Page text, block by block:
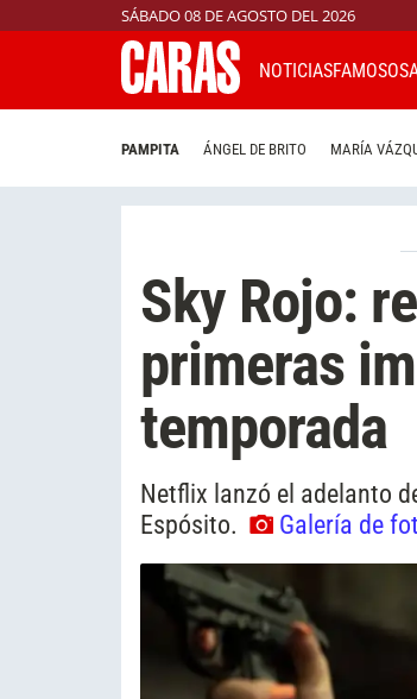
SÁBADO 08 DE AGOSTO DEL 2026
NOTICIASFAMOSOS
PAMPITA ÁNGEL DE BRITO MARÍA
Sky Rojo:
primeras
temporada
Netflix lanzó el adelanto
Espósito.
Galería de